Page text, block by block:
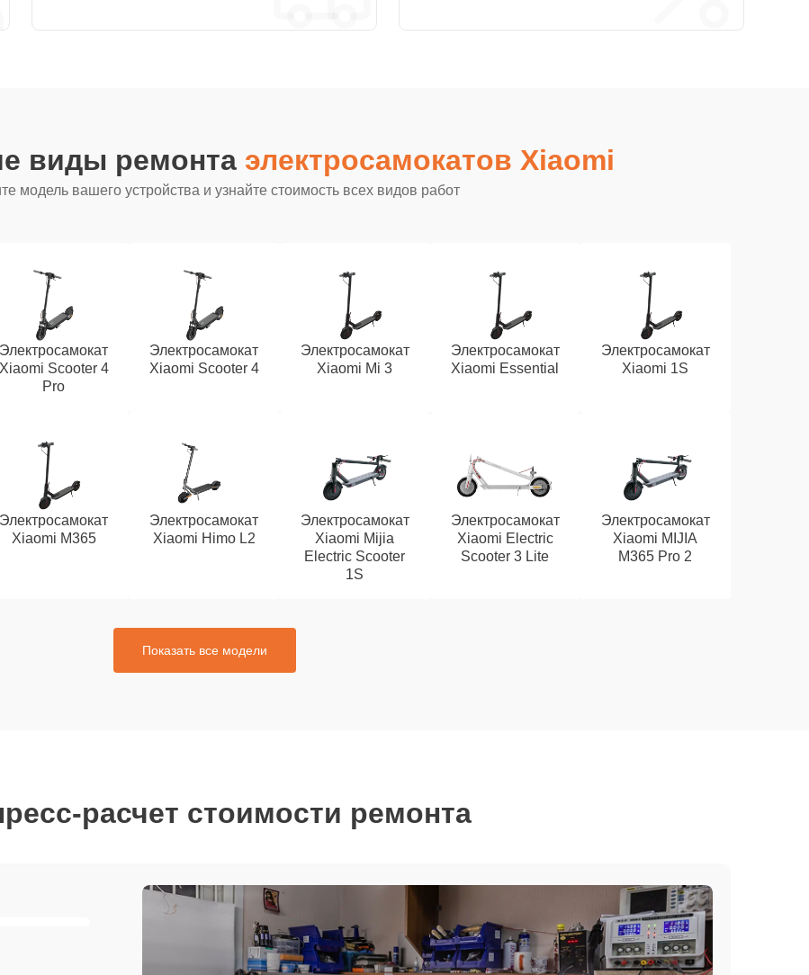
виды ремонта электросамокатов Xiaomi
модель вашего устройства и узнайте стоимость всех видов работ
Электросамокат
Xiaomi Scooter 4
Pro
Электросамокат
Xiaomi Scooter 4
Электросамокат
Xiaomi Mi 3
Электросамокат
Xiaomi Essential
Электросамокат
Xiaomi 1S
Электросамокат
Xiaomi M365
Электросамокат
Xiaomi Himo L2
Электросамокат
Xiaomi Mijia
Electric Scooter
1S
Электросамокат
Xiaomi Electric
Scooter 3 Lite
Электросамокат
Xiaomi MIJIA
M365 Pro 2
Показать все модели
расчет стоимости ремонта